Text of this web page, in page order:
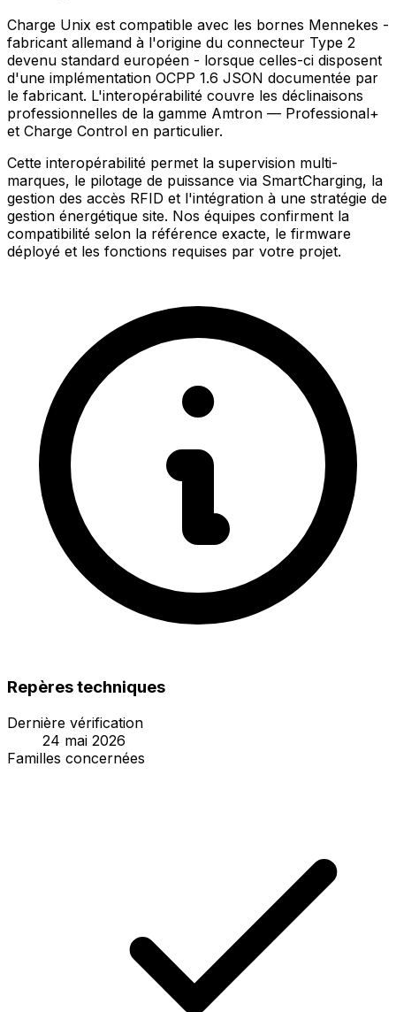
Charge Unix est compatible avec les bornes Mennekes -
fabricant allemand à l'origine du connecteur Type 2
devenu standard européen - lorsque celles-ci disposent
d'une implémentation OCPP 1.6 JSON documentée par
le fabricant. L'interopérabilité couvre les déclinaisons
professionnelles de la gamme Amtron — Professional+
et Charge Control en particulier.
Cette interopérabilité permet la supervision multi-
marques, le pilotage de puissance via SmartCharging, la
gestion des accès RFID et l'intégration à une stratégie de
gestion énergétique site. Nos équipes confirment la
compatibilité selon la référence exacte, le firmware
déployé et les fonctions requises par votre projet.
Repères techniques
Dernière vérification
24 mai 2026
Familles concernées